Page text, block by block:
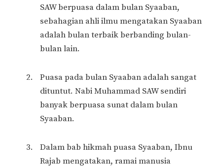
SAW berpuasa dalam bulan Syaaban,
sebahagian ahli ilmu mengatakan Syaaban
adalah bulan terbaik berbanding bulan-
bulan lain.
Puasa pada bulan Syaaban adalah sangat
dituntut. Nabi Muhammad SAW sendiri
banyak berpuasa sunat dalam bulan
Syaaban.
Dalam bab hikmah puasa Syaaban, Ibnu
Rajab mengatakan, ramai manusia